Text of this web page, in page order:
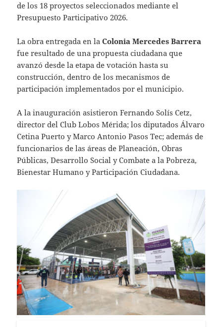
de los 18 proyectos seleccionados mediante el
Presupuesto Participativo 2026.
La obra entregada en laColonia Mercedes Barrera
fue resultado de una propuesta ciudadana que
avanzó desde la etapa de votación hasta su
construcción, dentro de los mecanismos de
participación implementados por el municipio.
A la inauguración asistieron Fernando Solís Cetz,
director del Club Lobos Mérida; los diputados Álvaro
Cetina Puerto y Marco Antonio Pasos Tec; además de
funcionarios de las áreas de Planeación, Obras
Públicas, Desarrollo Social y Combate a la Pobreza,
Bienestar Humano y Participación Ciudadana.